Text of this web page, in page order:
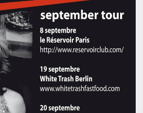
au THEATRE EDOUARD VII
SPECTACLE" (2011, avec
FRANCE (8 octobre 2011)
CHERIS" du 7 au 16
a L'ANGORA (Paris).
SVP (PHILIPPE DAUGA) le 21